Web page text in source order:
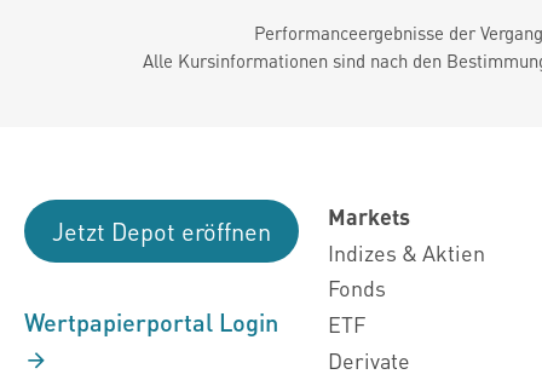
Performanceergebnisse der
Alle Kursinformationen sind nach den
Jetzt Depot eröffnen
Wertpapierportal Login
Markets
Indizes & Aktien
Fonds
ETF
Derivate